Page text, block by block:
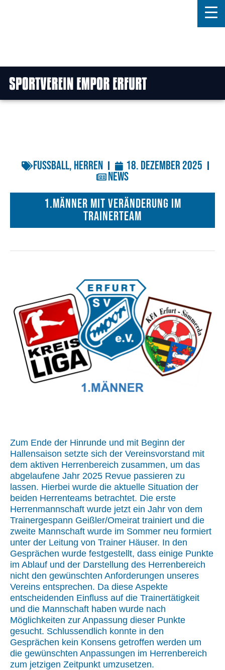
Home
Features
News
Fussball, Herren 18. Dezember 2025
News
1.Männer mit Veränderung im
Trainerteam
Zum Ende der Hinrunde und mit Beginn der
Hallensaison setzte sich der Vereinsvorstand mit
dem aktiven Herrenbereich zusammen, um das
abgelaufene Jahr 2025 Revue passieren zu
lassen. Hierbei wurde die aktuelle Situation der
beiden Herrenteams betrachtet. Die erste
Herrenmannschaft wurde jetzt ein Jahr von dem
Trainergespann Geißler/Omeirat trainiert und die
zweite Mannschaft wurde im Sommer neu formiert
unter der Leitung von Trainer Häuser. In den
Gesprächen wurde festgestellt, dass einige Punkte
im Ablauf und der Darstellung des Herrenbereich
nicht den gewünschten Anforderungen unseres
Vereins entsprechen. Da diese Aspekte
entscheidenden Einfluss auf die Trainertätigkeit
und die Mannschaft haben wurde nach
Möglichkeiten zur Anpassung dieser Punkte
gesucht. Schlussendlich konnte in den
Gesprächen kein Konsens getroffen werden um
die gewünschten Anpassungen im Herrenbereich
zum jetzigen Zeitpunkt umzusetzen.